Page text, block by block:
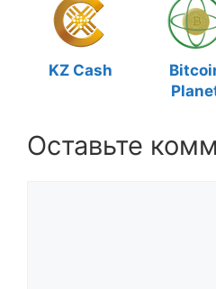
KZ Cash
Оставьте